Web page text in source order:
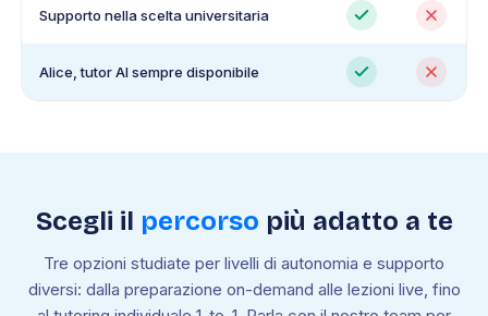
Supporto nella scelta universitaria
Alice, tutor AI sempre disponibile
Scegli il percorso più adatto a te
Tre opzioni studiate per livelli di autonomia e supporto
diversi: dalla preparazione on-demand alle lezioni live, fino